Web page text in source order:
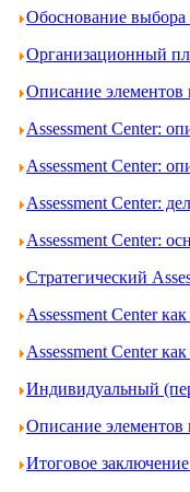
Обоснование выбора
Организационный
Описание элементов
Assessment Center:
Assessment Center:
Assessment Center:
Assessment Center:
Стратегический
Assessment Center
Assessment Center
Индивидуальный
Описание элементов
Итоговое заключение